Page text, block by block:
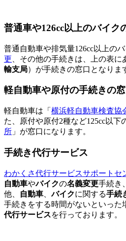
普通車や126cc以上のバイク
普通自動車や排気量126cc以上の
更 、その他の手続きは、上の表に
輸支局）が手続きの窓口となりま
軽自動車や原付の手続きの窓
軽自動車は「 横浜軽自動車検査協
た、原付や原付2種など125cc以下
所 」が窓口になります。
手続き代行サービス
わかくさ代行サービスサポートセ
自動車やバイクの名義変更手続き、
他、
自動車 、バイクに関する手続
手続きをする時間がないといった
代行サービスを行っております。